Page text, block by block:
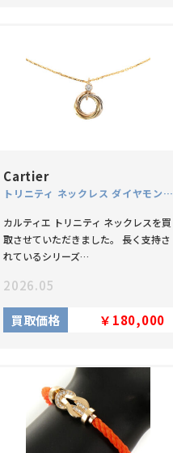
Cartier
トリニティ ネックレス ダイヤモンド K18 スリーカラー
カルティエ トリニティ ネックレスを買
取させていただきました。 長く支持さ
れているシリーズ…
2026.05
買取価格 ￥180,000